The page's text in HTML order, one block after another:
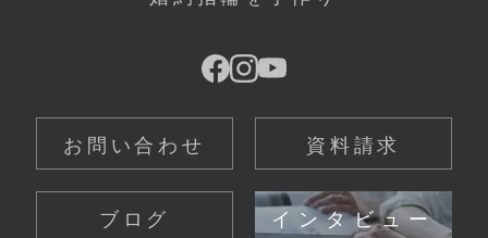
お問い合わせ 資料請求
ブログ インタビュー